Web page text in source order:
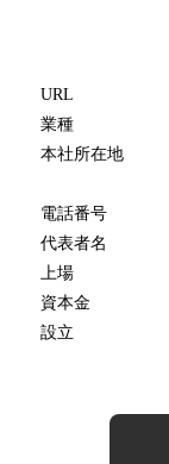
URL
業種
本社所在地
電話番号
代表者名
上場
資本金
設立